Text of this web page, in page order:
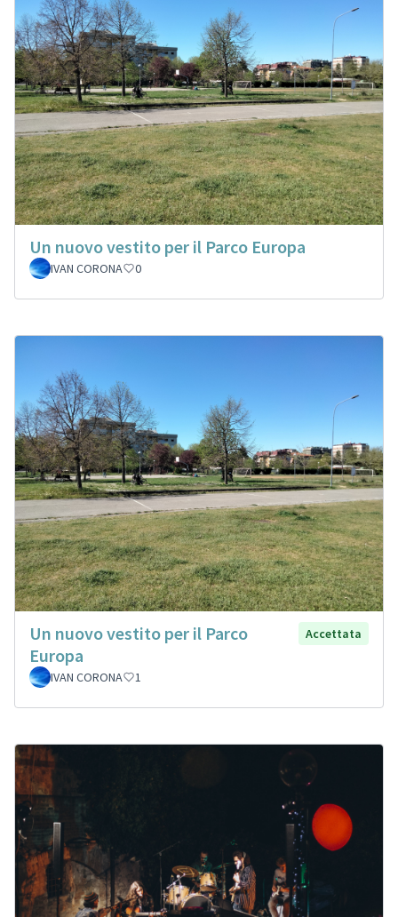
Un nuovo vestito per il Parco Europa
IVAN CORONA 0
Un nuovo vestito per il Parco
Europa
Accettata
IVAN CORONA 1